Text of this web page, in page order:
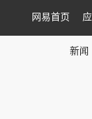
网易首页
新闻